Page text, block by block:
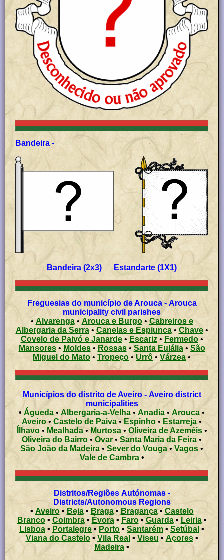
Bandeira -
Bandeira (2x3) Estandarte (1X1)
Freguesias do município de Arouca - Arouca
municipality civil parishes
• Alvarenga• Arouca e Burgo• Cabreiros e
Albergaria da Serra• Canelas e Espiunca• Chave•
Covelo de Paivó e Janarde•Escariz• Fermedo•
Mansores• Moldes• Rossas•Santa Eulália• São
Miguel do Mato • Tropeço • Urrô • Várzea•
Municípios do distrito de Aveiro - Aveiro district
municipalities
• Águeda • Albergaria-a-Velha • Anadia • Arouca •
Aveiro• Castelo de Paiva•Espinho• Estarreja•
Ílhavo• Mealhada•Murtosa• Oliveira de Azeméis•
Oliveira do Bairro • Ovar • Santa Maria da Feira •
São João da Madeira • Sever do Vouga •Vagos •
Vale de Cambra •
Distritos/Regiões Autónomas -
Districts/Autonomous Regions
• Aveiro• Beja• Braga• Bragança• Castelo
Branco• Coimbra• Évora• Faro•Guarda• Leiria•
Lisboa • Portalegre • Porto • Santarém • Setúbal •
Viana do Castelo• Vila Real • Viseu• Açores•
Madeira •